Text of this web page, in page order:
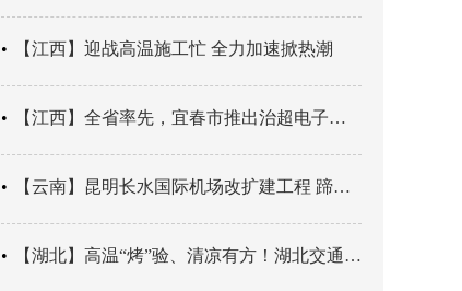
【江西】迎战高温施工忙 全力加速掀热潮
【江西】全省率先，宜春市推出治超电子地图
【云南】昆明长水国际机场改扩建工程 蹄疾步稳 加速前行
【湖北】高温“烤”验、清凉有方！湖北交通快速响应有“凉策”